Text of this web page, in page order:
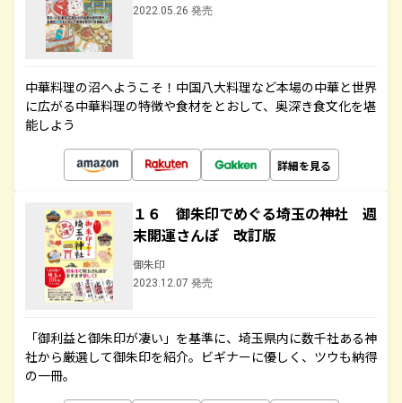
2022.05.26 発売
中華料理の沼へようこそ！中国八大料理など本場の中華と世界
に広がる中華料理の特徴や食材をとおして、奥深き食文化を堪
能しよう
詳細を見る
１６ 御朱印でめぐる埼玉の神社 週
末開運さんぽ 改訂版
御朱印
2023.12.07 発売
「御利益と御朱印が凄い」を基準に、埼玉県内に数千社ある神
社から厳選して御朱印を紹介。ビギナーに優しく、ツウも納得
の一冊。